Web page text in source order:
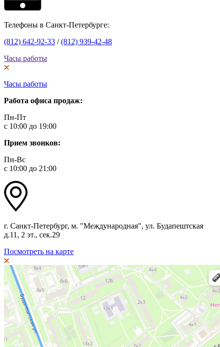
Телефоны в Санкт-Петербурге:
(812) 642-92-33 /(812) 939-42-48
Часы работы
Часы работы
Работа офиса продаж:
Пн-Пт
с 10:00 до 19:00
Прием звонков:
Пн-Вс
с 10:00 до 21:00
г. Санкт-Петербург, м. "Международная", ул. Будапештская
д.11, 2 эт., сек.29
Посмотреть на карте